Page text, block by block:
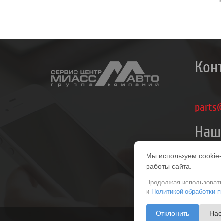
Группа
«Миасс-
Мы используем
работы сайта.
Продолжая
и Политикой обработки
Отклонить